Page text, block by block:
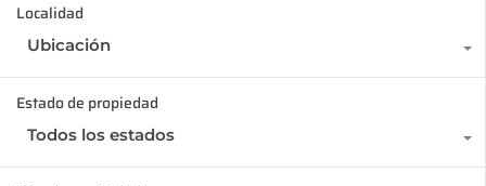
Localidad
Ubicación
Estado de propiedad
Todos los estados